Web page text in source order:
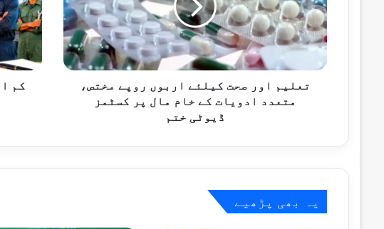
19 گھنٹے پہلے
صدر اور وزیراعظم کا 10 دہشت گردوں کو ہلاک کرنے پر سیکیورٹی فورسز کو خراجِ تحسین
19 گھنٹے پہلے
خیبرپختونخوا میں سیکیورٹی فورسز کی کارروائیاں، 10 خوارج ہلاک
19 گھنٹے پہلے
اربوں
روپے
مختص،
متعدد
ادویات
ختم
تعلیم اور صحت کیلئے اربوں روپے مختص،
متعدد ادویات کے خام مال پر کسٹمز
ڈیوٹی ختم
اجرت
40
ہزار
700
روپے
کرنے
یہ بھی پڑھیے